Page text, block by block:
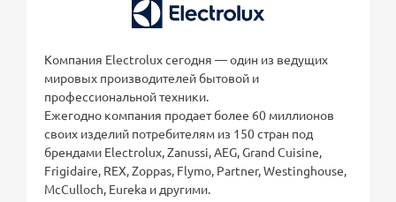
Компания Electrolux сегодня — один из ведущих
мировых производителей бытовой и
профессиональной техники.
Ежегодно компания продает более 60 миллионов
своих изделий потребителям из 150 стран под
брендами Electrolux, Zanussi, AEG, Grand Cuisine,
Frigidaire, REX, Zoppas, Flymo, Partner, Westinghouse,
McCulloch, Eureka и другими.